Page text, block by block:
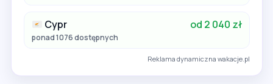
Cypr od 2 040 zł
ponad 1076 dostępnych
Reklama dynamiczna wakacje.pl